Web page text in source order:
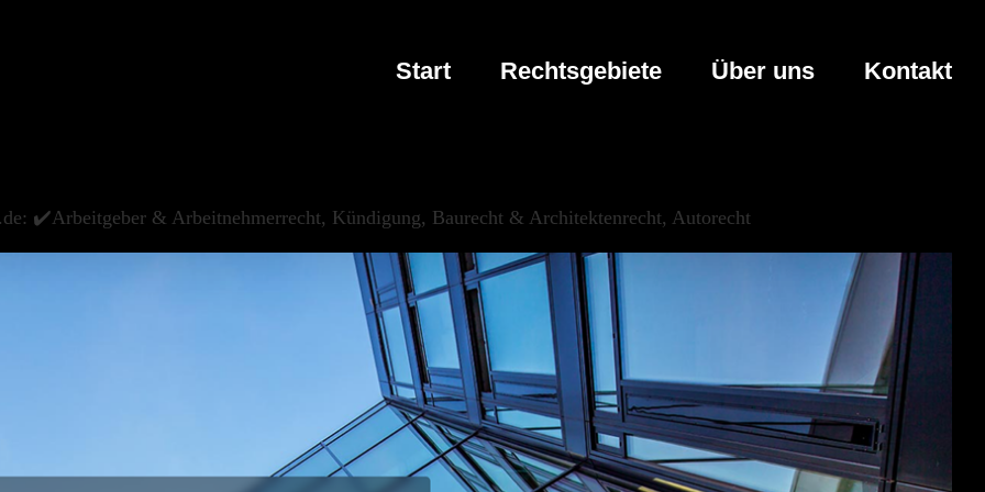
Start Rechtsgebiete Über uns Kontakt
✔️Arbeitgeber & Arbeitnehmerrecht, Kündigung, Baurecht & Architektenrecht, Autorecht